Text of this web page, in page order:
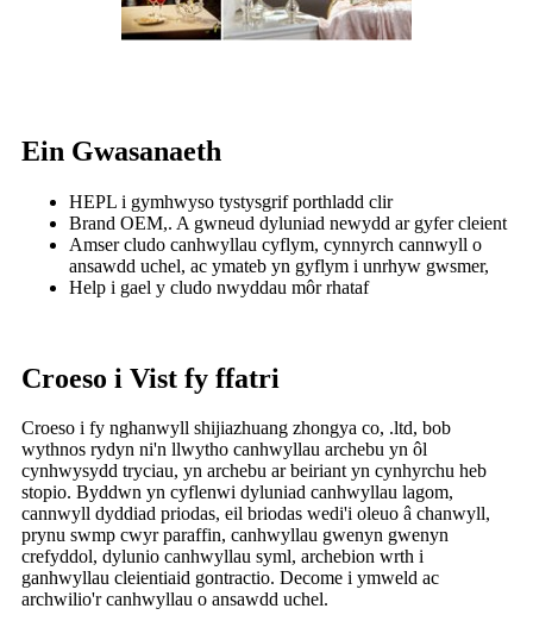
Ein Gwasanaeth
HEPL i gymhwyso tystysgrif porthladd clir
Brand OEM,. A gwneud dyluniad newydd ar gyfer cleient
Amser cludo canhwyllau cyflym, cynnyrch cannwyll o
ansawdd uchel, ac ymateb yn gyflym i unrhyw gwsmer,
Help i gael y cludo nwyddau môr rhataf
Croeso i Vist fy ffatri
Croeso i fy nghanwyll shijiazhuang zhongya co, .ltd, bob
wythnos rydyn ni'n llwytho canhwyllau archebu yn ôl
cynhwysydd tryciau, yn archebu ar beiriant yn cynhyrchu heb
stopio. Byddwn yn cyflenwi dyluniad canhwyllau lagom,
cannwyll dyddiad priodas, eil briodas wedi'i oleuo â chanwyll,
prynu swmp cwyr paraffin, canhwyllau gwenyn gwenyn
crefyddol, dylunio canhwyllau syml, archebion wrth i
ganhwyllau cleientiaid gontractio. Decome i ymweld ac
archwilio'r canhwyllau o ansawdd uchel.